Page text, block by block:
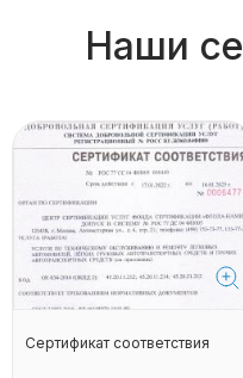
Наши
Сертификат соответствия